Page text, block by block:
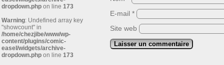
dropdown.php on line 173
Warning: Undefined array key
"showcount" in
/home/chezjibe/www/wp-
content/plugins/comic-
easel/widgets/archive-
dropdown.php on line 173
E-mail *
Site web